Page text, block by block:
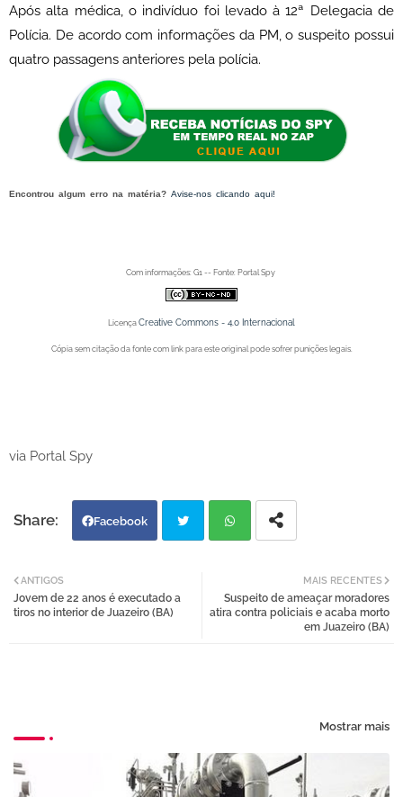
Após alta médica, o indivíduo foi levado à 12ª Delegacia de
Polícia. De acordo com informações da PM, o suspeito possui
quatro passagens anteriores pela polícia.
Encontrou algum erro na matéria? Avise-nos clicando aqui!
Com informações: G1 -- Fonte: Portal Spy
Licença Creative Commons - 4.0 Internacional
Cópia sem citação da fonte com link para este original pode sofrer punições legais.
via Portal Spy
Facebook
tter atsa
MAIS RECENTES
Suspeito de ameaçar moradores
atira contra policiais e acaba morto
em Juazeiro (BA)
ANTIGOS
Jovem de 22 anos é executado a
tiros no interior de Juazeiro (BA)
Mostrar mais